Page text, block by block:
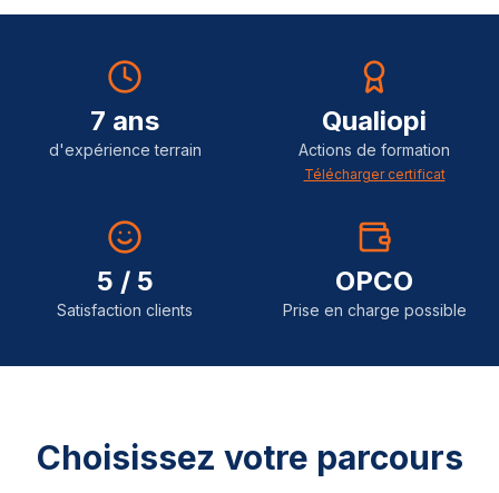
7 ans
d'expérience terrain
Qualiopi
Actions de formation
Télécharger certificat
5 / 5
Satisfaction clients
OPCO
Prise en charge possible
Choisissez votre parcours